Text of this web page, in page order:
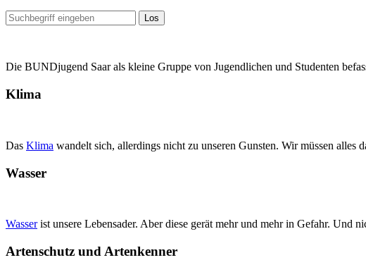
Die BUNDjugend Saar als kleine Gruppe von Jugendlichen und Studenten
Klima
Das Klima wandelt sich, allerdings nicht zu unseren Gunsten. Wir müssen alles
Wasser
Wasserist unsere Lebensader. Aber diese gerät mehr und mehr in Gefahr. Und
Artenschutz und Artenkenner